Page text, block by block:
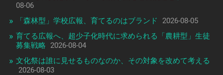
08-06
「森林型」学校広報、育てるのはブランド
2026-08-05
育てる広報へ、超少子化時代に求められる「農耕型」生徒
募集戦略
2026-08-04
文化祭は誰に見せるものなのか、その対象を改めて考える
2026-08-03